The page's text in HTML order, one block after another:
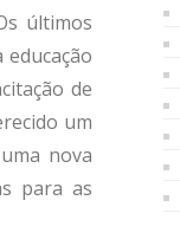
últimos
educação
de
um
nova
para as